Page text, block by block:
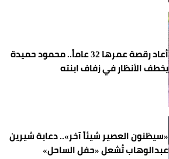
أعاد رقصة عمرها 32 عاماً.. محمود حميدة
يخطف الأنظار في زفاف ابنته
«سيظنون العصير شيئاً آخر».. دعابة شيرين
عبدالوهاب تُشعل «حفل الساحل»